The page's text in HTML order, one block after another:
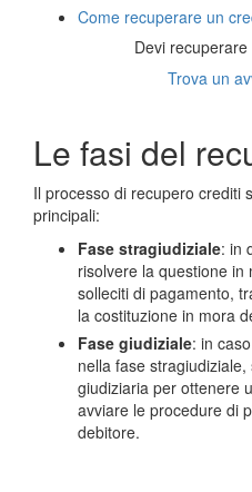
Come recuperare un
Devi
Trova un
Le fasi del
Il processo di recupero crediti
principali:
Fase stragiudiziale: in
risolvere la questione
solleciti di pagamento,
la costituzione in mora
Fase giudiziale: in
nella fase stragiudiziale,
giudiziaria per ottenere
avviare le procedure di
debitore.